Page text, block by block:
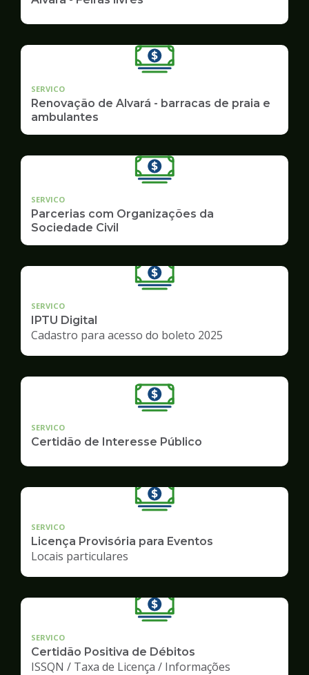
SERVICO
Renovação de Alvará - barracas de praia e
ambulantes
SERVICO
Parcerias com Organizações da
Sociedade Civil
SERVICO
IPTU Digital
Cadastro para acesso do boleto 2025
SERVICO
Certidão de Interesse Público
SERVICO
Licença Provisória para Eventos
Locais particulares
SERVICO
Certidão Positiva de Débitos
ISSQN / Taxa de Licença / Informações